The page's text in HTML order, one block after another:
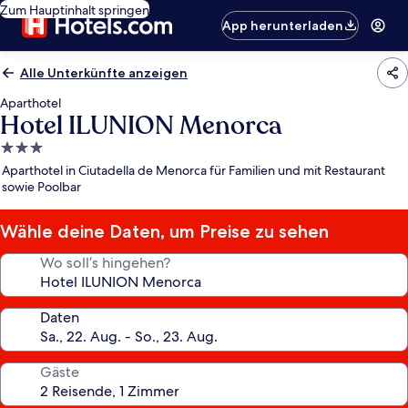
Zum Hauptinhalt springen
App herunterladen
Alle Unterkünfte anzeigen
Aparthotel
Hotel ILUNION Menorca
3.0-
Sterne-
Unterkunft
Aparthotel in Ciutadella de Menorca für Familien und mit Restaurant
sowie Poolbar
Wähle deine Daten, um Preise zu sehen
Wo soll’s hingehen?
Daten
Gäste